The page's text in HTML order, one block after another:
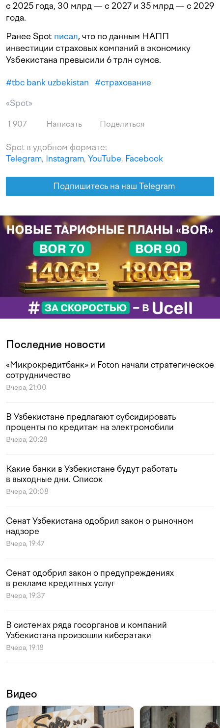
с 2025 года, 30 млрд — с 2027 и 35 млрд — с 2029
года.
Ранее Spot писал, что по данным НАПП
инвестиции страховых компаний в экономику
Узбекистана превысили 6 трлн сумов.
#tbc bank uzbekistan #страхование
«Spot»
1 907 Написать Поделиться
Spot в удобном формате:
Telegram, Instagram, YouTube, Facebook
Подпишитесь на наш Telegram
Последние новости
«Микрокредитбанк» и Foton начали стратегическое
сотрудничество
Вчера, 21:00
В Узбекистане предлагают субсидировать
проценты по кредитам на электромобили
Вчера, 20:28
Какие банки в Узбекистане будут работать
в выходные дни. Список
Вчера, 20:08
Сенат Узбекистана одобрил закон о рыночном
надзоре
Вчера, 19:47
Сенат одобрил закон о предупреждениях
в рекламе кредитных услуг
Вчера, 19:37
В системах ряда госорганов и компаний
Узбекистана произошли кибератаки
Вчера, 19:18
Видео